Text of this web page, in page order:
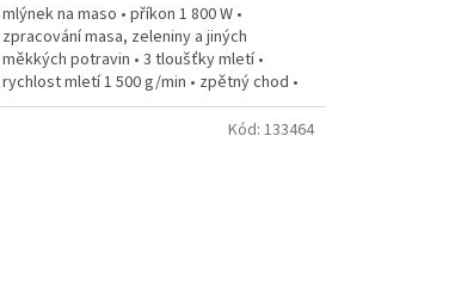
mlýnek na maso • příkon 1 800 W •
zpracování masa, zeleniny a jiných
měkkých potravin • 3 tloušťky mletí •
rychlost mletí 1 500 g/min • zpětný chod •
kovové převody •...
Kód: 133464